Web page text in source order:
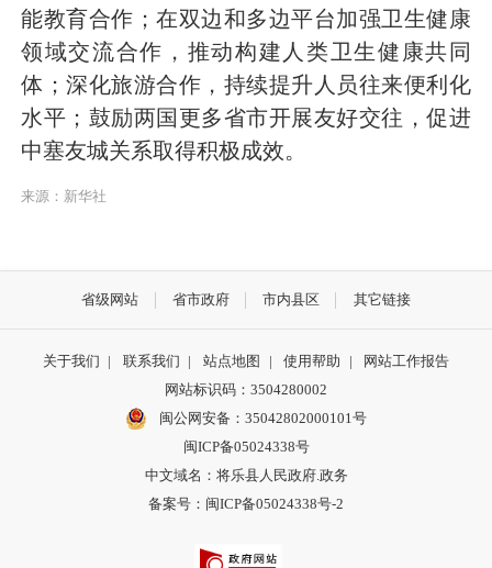
能教育合作；在双边和多边平台加强卫生健康
领域交流合作，推动构建人类卫生健康共同
体；深化旅游合作，持续提升人员往来便利化
水平；鼓励两国更多省市开展友好交往，促进
中塞友城关系取得积极成效。
来源：新华社
省级网站 省市政府 市内县区 其它链接
关于我们 | 联系我们 | 站点地图 | 使用帮助 |
网站工作报告
网站标识码：3504280002
闽公网安备：35042802000101号
闽ICP备05024338号
中文域名：将乐县人民政府.政务
备案号：闽ICP备05024338号-2